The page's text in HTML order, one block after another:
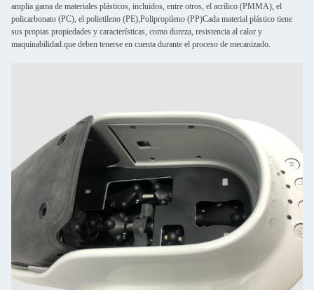
amplia gama de materiales plásticos, incluidos, entre otros, el acrílico (PMMA), el
policarbonato (PC), el polietileno (PE),Polipropileno (PP)Cada material plástico tiene
sus propias propiedades y características, como dureza, resistencia al calor y
maquinabilidad.que deben tenerse en cuenta durante el proceso de mecanizado.